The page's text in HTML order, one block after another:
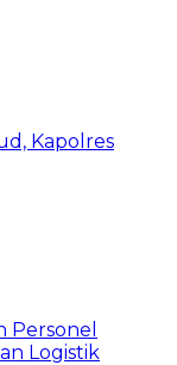
Kapolres
Personel
Logistik